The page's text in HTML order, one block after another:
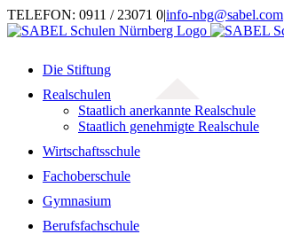
Zum
Inhalt
TELEFON: 0911 / 23071 0|info-nbg@sabel.com
Die Stiftung
Realschulen
Staatlich anerkannte Realschule
Staatlich genehmigte Realschule
Wirtschaftsschule
Fachoberschule
Gymnasium
Berufsfachschule